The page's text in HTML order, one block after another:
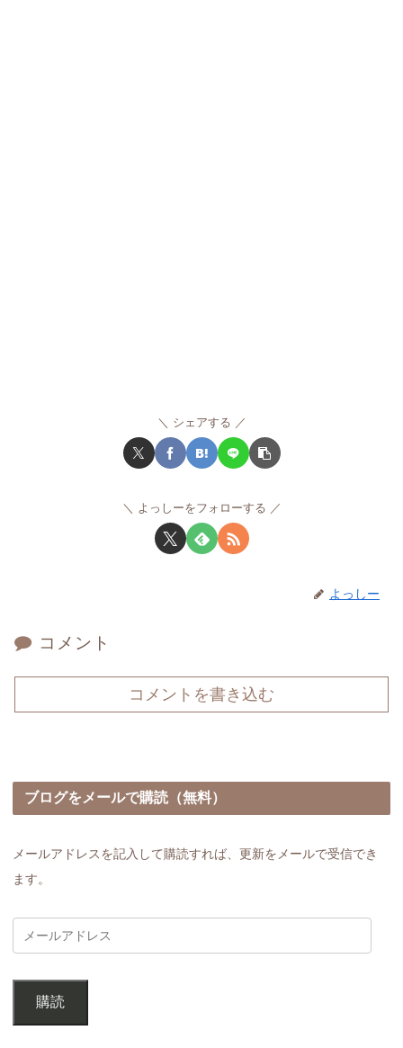
シェアする
よっしーをフォローする
よっしー
コメント
コメントを書き込む
ブログをメールで購読（無料）
メールアドレスを記入して購読すれば、更新をメールで受信でき
ます。
購読